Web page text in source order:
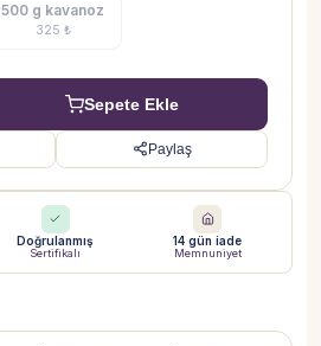
500 g kavanoz
325 ₺
Sepete Ekle
Paylaş
Doğrulanmış
Sertifikalı
14 gün iade
Memnuniyet